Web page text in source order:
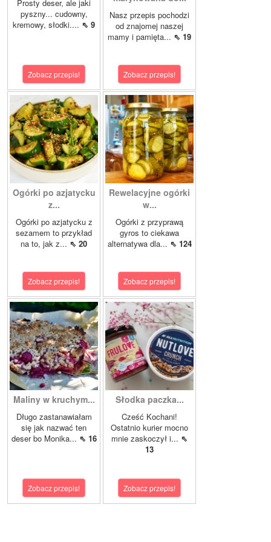
Prosty deser, ale jaki
pyszny... cudowny,
kremowy, słodki.... ⇖ 9
Zobacz przepis!
Nasz przepis pochodzi
od znajomej naszej
mamy i pamięta... ⇖ 19
Zobacz przepis!
Ogórki po azjatycku
z...
Ogórki po azjatycku z
sezamem to przykład
na to, jak z... ⇖ 20
Zobacz przepis!
Rewelacyjne ogórki
w...
Ogórki z przyprawą
gyros to ciekawa
alternatywa dla... ⇖ 124
Zobacz przepis!
Maliny w kruchym...
Długo zastanawiałam
się jak nazwać ten
deser bo Monika... ⇖ 16
Zobacz przepis!
Słodka paczka...
Cześć Kochani!
Ostatnio kurier mocno
mnie zaskoczył i... ⇖
13
Zobacz przepis!